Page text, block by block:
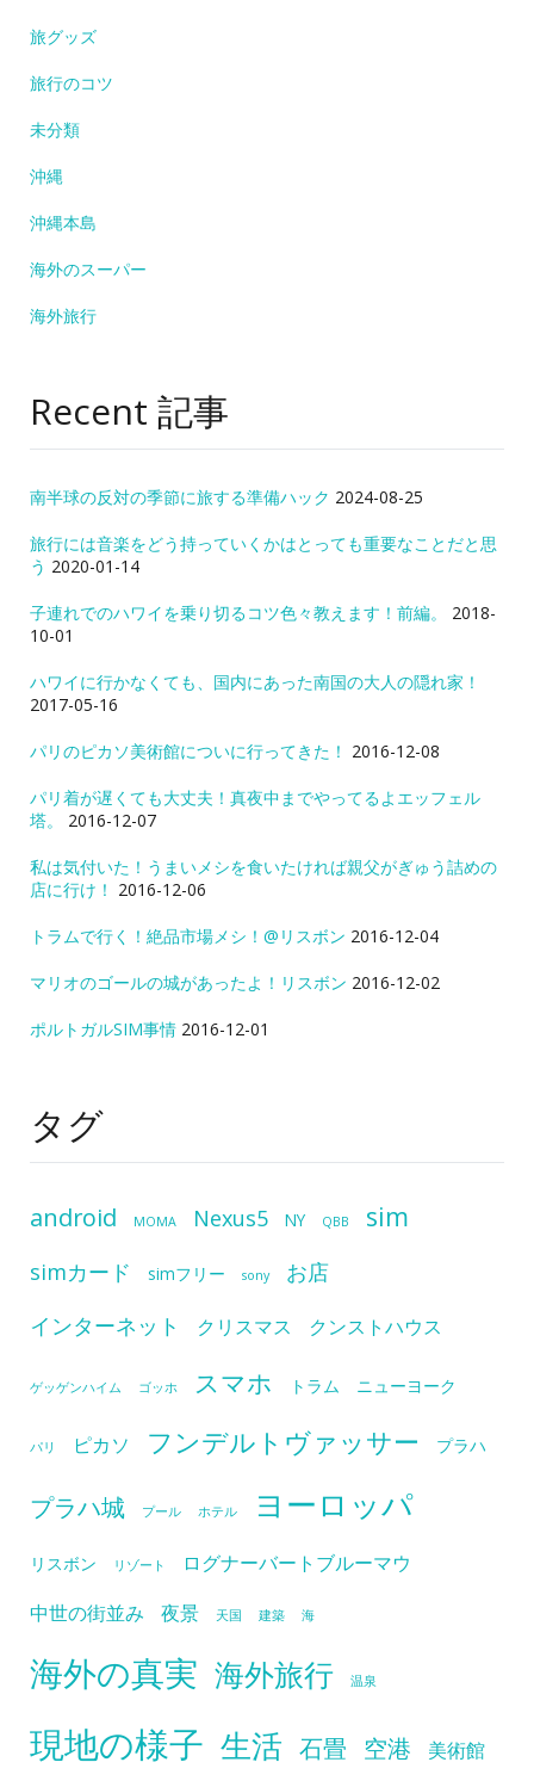
旅グッズ
旅行のコツ
未分類
沖縄
沖縄本島
海外のスーパー
海外旅行
Recent 記事
南半球の反対の季節に旅する準備ハック 2024-08-25
旅行には音楽をどう持っていくかはとっても重要なことだと思
う 2020-01-14
子連れでのハワイを乗り切るコツ色々教えます！前編。
2018-
10-01
ハワイに行かなくても、国内にあった南国の大人の隠れ家！
2017-05-16
パリのピカソ美術館についに行ってきた！ 2016-12-08
パリ着が遅くても大丈夫！真夜中までやってるよエッフェル
塔。
2016-12-07
私は気付いた！うまいメシを食いたければ親父がぎゅう詰めの
店に行け！ 2016-12-06
トラムで行く！絶品市場メシ！@リスボン 2016-12-04
マリオのゴールの城があったよ！リスボン 2016-12-02
ポルトガルSIM事情 2016-12-01
タグ
android MOMA Nexus5 NY QBB sim
simカード simフリー sony
お店
インターネット
クリスマス クンストハウス
ゲッゲンハイム ゴッホ スマホ トラム ニューヨーク
パリ ピカソ フンデルトヴァッサー プラハ
プラハ城 プール ホテル ヨーロッパ
リスボン リゾート
ログナーバートブルーマウ
中世の街並み
夜景 天国 建築 海
海外の真実 海外旅行 温泉
現地の様子 生活 石畳 空港 美術館